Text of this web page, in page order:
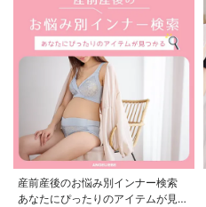
産前産後のお悩み別インナー検索
あなたにぴったりのアイテムが見つ